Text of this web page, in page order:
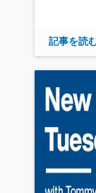
記事を読